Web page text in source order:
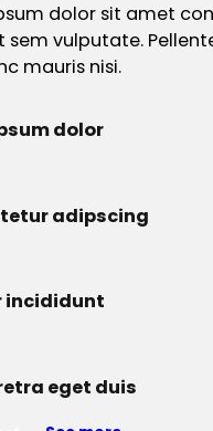
dolor sit amet
sem vulputate.
mauris nisi.
dolor
adipscing
incididunt
eget duis